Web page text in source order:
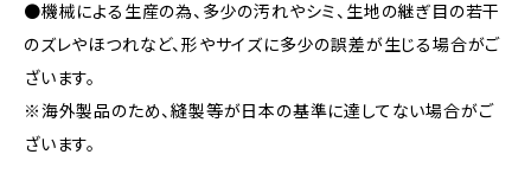
●機械による生産の為、多少の汚れやシミ、生地の継ぎ目の若干
のズレやほつれなど、形やサイズに多少の誤差が生じる場合がご
ざいます。
※海外製品のため、縫製等が日本の基準に達してない場合がご
ざいます。